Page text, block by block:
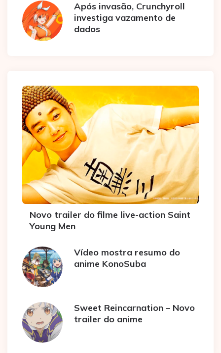
Após invasão, Crunchyroll
investiga vazamento de
dados
Novo trailer do filme live-action Saint
Young Men
Vídeo mostra resumo do
anime KonoSuba
Sweet Reincarnation – Novo
trailer do anime